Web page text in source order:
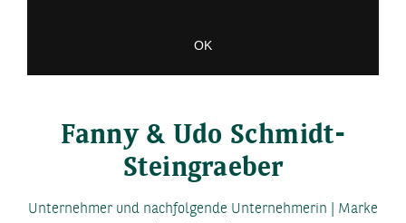
OK
Fanny & Udo Schmidt-
Steingraeber
Unternehmer und nachfolgende Unternehmerin | Marke